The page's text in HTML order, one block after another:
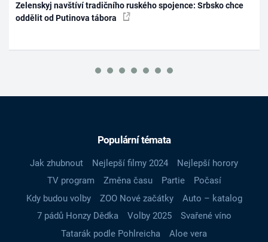
Zelenskyj navštíví tradičního ruského spojence: Srbsko chce
oddělit od Putinova tábora
Populární témata
Jak zhubnout Nejlepší filmy 2024
Nejlepší horory
TV program
Změna času Partie
Počasí
Kdy budou volby
ZOO Nové začátky
Auto – katalog
7 pádů Honzy Dědka
Volby 2025
Svařené víno
Tatarák podle Pohlreicha
Aloe vera